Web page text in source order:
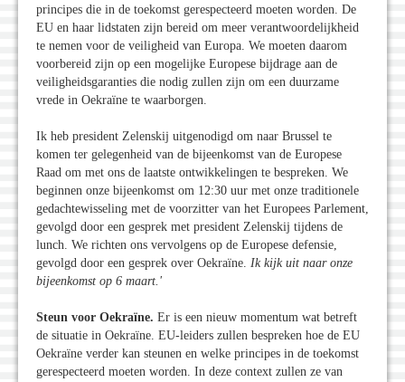
principes die in de toekomst gerespecteerd moeten worden. De
EU en haar lidstaten zijn bereid om meer verantwoordelijkheid
te nemen voor de veiligheid van Europa. We moeten daarom
voorbereid zijn op een mogelijke Europese bijdrage aan de
veiligheidsgaranties die nodig zullen zijn om een duurzame
vrede in Oekraïne te waarborgen.
Ik heb president Zelenskij uitgenodigd om naar Brussel te
komen ter gelegenheid van de bijeenkomst van de Europese
Raad om met ons de laatste ontwikkelingen te bespreken. We
beginnen onze bijeenkomst om 12:30 uur met onze traditionele
gedachtewisseling met de voorzitter van het Europees Parlement,
gevolgd door een gesprek met president Zelenskij tijdens de
lunch. We richten ons vervolgens op de Europese defensie,
gevolgd door een gesprek over Oekraïne. Ik kijk uit naar onze
bijeenkomst op 6 maart. '
Steun voor Oekraïne. Er is een nieuw momentum wat betreft
de situatie in Oekraïne. EU-leiders zullen bespreken hoe de EU
Oekraïne verder kan steunen en welke principes in de toekomst
gerespecteerd moeten worden. In deze context zullen ze van